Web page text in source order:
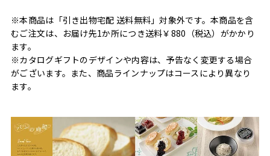
※本商品は「引き出物宅配 送料無料」対象外です。本商品を含
むご注文は、お届け先1か所につき送料￥880（税込）がかかり
ます。
※カタログギフトのデザインや内容は、予告なく変更する場合
がございます。また、商品ラインナップはコースにより異なり
ます。